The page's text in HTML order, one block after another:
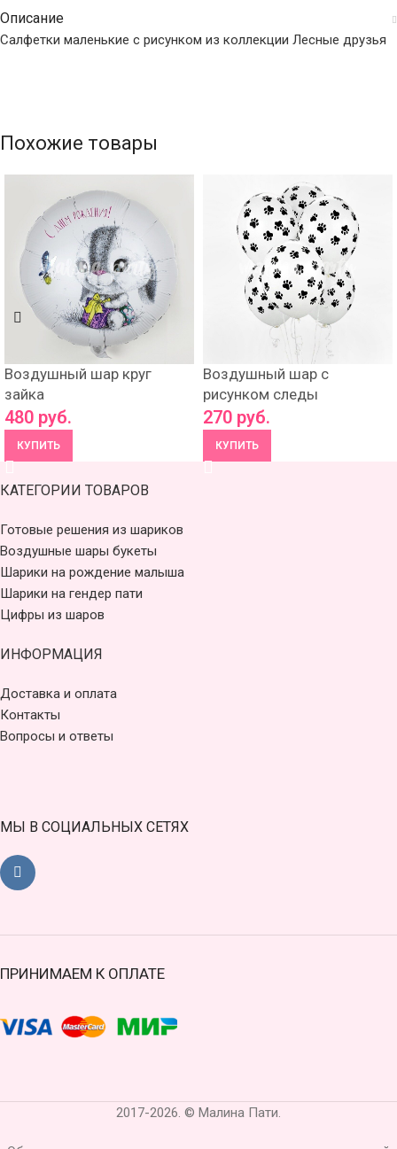
Описание
Салфетки маленькие с рисунком из коллекции Лесные друзья
Похожие товары
Воздушный шар круг
зайка
480 руб.
КУПИТЬ
Воздушный шар с
рисунком следы
270 руб.
КУПИТЬ
КАТЕГОРИИ ТОВАРОВ
Готовые решения из шариков
Воздушные шары букеты
Шарики на рождение малыша
Шарики на гендер пати
Цифры из шаров
ИНФОРМАЦИЯ
Доставка и оплата
Контакты
Вопросы и ответы
МЫ В СОЦИАЛЬНЫХ СЕТЯХ
ПРИНИМАЕМ К ОПЛАТЕ
2017-2026. © Малина Пати.